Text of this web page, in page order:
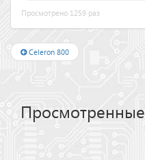
Просмотрено 1259 раз
Celeron 800
Просмотренные